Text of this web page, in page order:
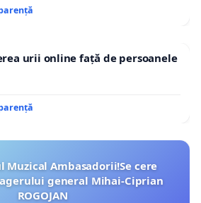
urii online față de persoanele
Muzical Ambasadorii!Se cere
general Mihai-Ciprian
ROGOJAN